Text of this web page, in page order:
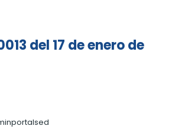
del 17 de enero de